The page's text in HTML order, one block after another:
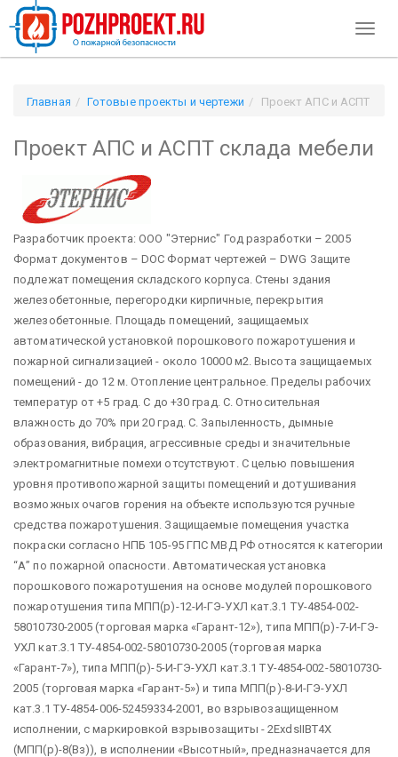
Главная Готовые проекты и чертежи
Проект АПС и АСПТ
Проект АПС и АСПТ склада мебели
Разработчик проекта: ООО "Этернис" Год разработки – 2005
Формат документов – DOC Формат чертежей – DWG Защите
подлежат помещения складского корпуса. Стены здания
железобетонные, перегородки кирпичные, перекрытия
железобетонные. Площадь помещений, защищаемых
автоматической установкой порошкового пожаротушения и
пожарной сигнализацией - около 10000 м2. Высота защищаемых
помещений - до 12 м. Отопление центральное. Пределы рабочих
температур от +5 град. С до +30 град. С. Относительная
влажность до 70% при 20 град. С. Запыленность, дымные
образования, вибрация, агрессивные среды и значительные
электромагнитные помехи отсутствуют. С целью повышения
уровня противопожарной защиты помещений и дотушивания
возможных очагов горения на объекте используются ручные
средства пожаротушения. Защищаемые помещения участка
покраски согласно НПБ 105-95 ГПС МВД РФ относятся к категории
“А” по пожарной опасности. Автоматическая установка
порошкового пожаротушения на основе модулей порошкового
пожаротушения типа МПП(р)-12-И-ГЭ-УХЛ кат.3.1 ТУ-4854-002-
58010730-2005 (торговая марка «Гарант-12»), типа МПП(р)-7-И-ГЭ-
УХЛ кат.3.1 ТУ-4854-002-58010730-2005 (торговая марка
«Гарант-7»), типа МПП(р)-5-И-ГЭ-УХЛ кат.3.1 ТУ-4854-002-58010730-
2005 (торговая марка «Гарант-5») и типа МПП(р)-8-И-ГЭ-УХЛ
кат.3.1 ТУ-4854-006-52459334-2001, во взрывозащищенном
исполнении, с маркировкой взрывозащиты - 2ExdsIIBT4X
(МПП(р)-8(Вз)), в исполнении «Высотный», предназначается для